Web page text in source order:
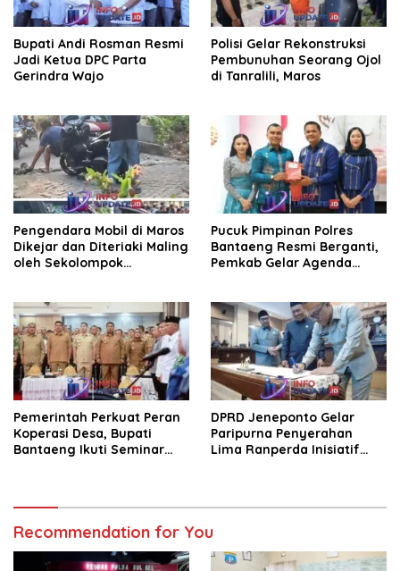
Bupati Andi Rosman Resmi
Jadi Ketua DPC Parta
Gerindra Wajo
Polisi Gelar Rekonstruksi
Pembunuhan Seorang Ojol
di Tanralili, Maros
Pengendara Mobil di Maros
Dikejar dan Diteriaki Maling
oleh Sekolompok
Pucuk Pimpinan Polres
Bantaeng Resmi Berganti,
Pemkab Gelar Agenda
Pemerintah Perkuat Peran
Koperasi Desa, Bupati
Bantaeng Ikuti Seminar
DPRD Jeneponto Gelar
Paripurna Penyerahan
Lima Ranperda Inisiatif
Recommendation for You